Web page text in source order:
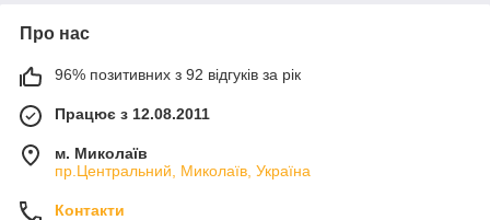
Про нас
96% позитивних з 92 відгуків за рік
Працює з 12.08.2011
м. Миколаїв
пр.Центральний, Миколаїв, Україна
Контакти